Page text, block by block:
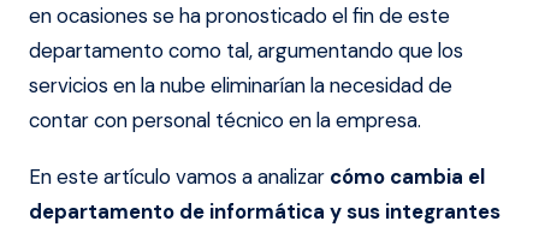
en ocasiones se ha pronosticado el fin de este
departamento como tal, argumentando que los
servicios en la nube eliminarían la necesidad de
contar con personal técnico en la empresa.
En este artículo vamos a analizar cómo cambia el
departamento de informática y sus integrantes